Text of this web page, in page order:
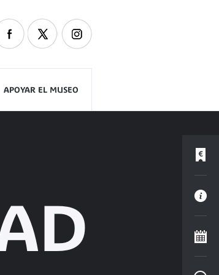
APOYAR EL MUSEO